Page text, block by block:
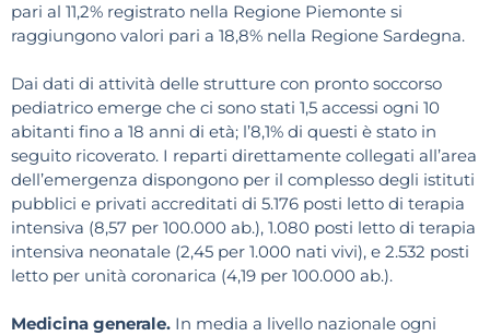
pari al 11,2% registrato nella Regione Piemonte si
raggiungono valori pari a 18,8% nella Regione Sardegna.
Dai dati di attività delle strutture con pronto soccorso
pediatrico emerge che ci sono stati 1,5 accessi ogni 10
abitanti fino a 18 anni di età; l’8,1% di questi è stato in
seguito ricoverato. I reparti direttamente collegati all’area
dell’emergenza dispongono per il complesso degli istituti
pubblici e privati accreditati di 5.176 posti letto di terapia
intensiva (8,57 per 100.000 ab.), 1.080 posti letto di terapia
intensiva neonatale (2,45 per 1.000 nati vivi), e 2.532 posti
letto per unità coronarica (4,19 per 100.000 ab.).
Medicina generale. In media a livello nazionale ogni